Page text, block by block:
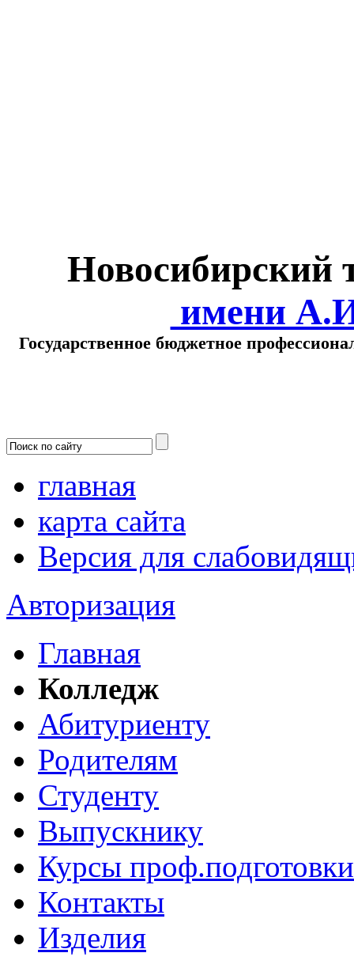
Новосибирский
имени
Государственное бюджетное
главная
карта сайта
Версия для
Авторизация
Главная
Колледж
Абитуриенту
Родителям
Студенту
Выпускнику
Курсы проф.подготовки
Контакты
Изделия